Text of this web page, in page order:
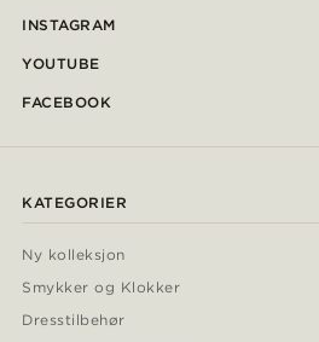
INSTAGRAM
YOUTUBE
FACEBOOK
KATEGORIER
Ny kolleksjon
Smykker og Klokker
Dresstilbehør